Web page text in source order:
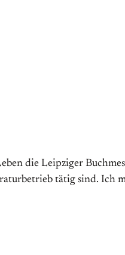
die Leipziger
tätig sind. Ich